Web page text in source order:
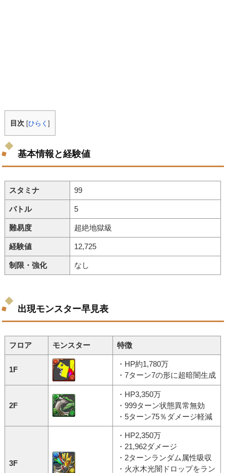
目次 [ひらく]
基本情報と経験値
スタミナ 99
バトル 5
難易度 超絶地獄級
経験値 12,725
制限・強化 なし
出現モンスター早見表
フロア モンスター 特徴
1F
・HP約1,780万
・7ターン7の形に超暗闇生成
2F
・HP3,350万
・999ターン状態異常無効
・5ターン75％ダメージ軽減
3F
・HP2,350万
・21,962ダメージ
・2ターンランダム属性吸収
・火水木光闇ドロップをラン